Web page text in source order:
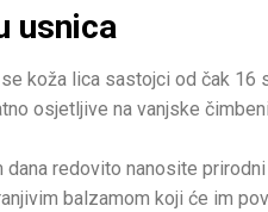
usnica
koža lica sastojci od čak 16
osjetljive na vanjske
redovito nanosite
balzamom koji će im